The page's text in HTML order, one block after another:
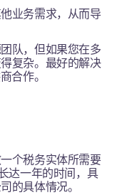
业务需求，从而导
队，但如果您在多
复杂。最好的解决
合作。
个税务实体所需要
达一年的时间，具
的具体情况。